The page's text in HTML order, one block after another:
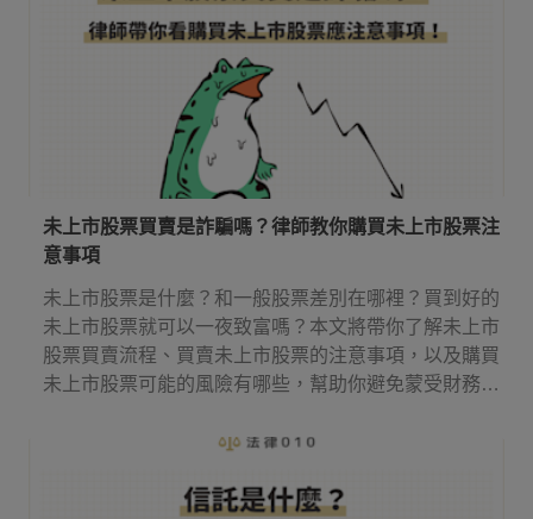
未上市股票買賣是詐騙嗎？律師教你購買未上市股票注
意事項
未上市股票是什麼？和一般股票差別在哪裡？買到好的
未上市股票就可以一夜致富嗎？本文將帶你了解未上市
股票買賣流程、買賣未上市股票的注意事項，以及購買
未上市股票可能的風險有哪些，幫助你避免蒙受財務損